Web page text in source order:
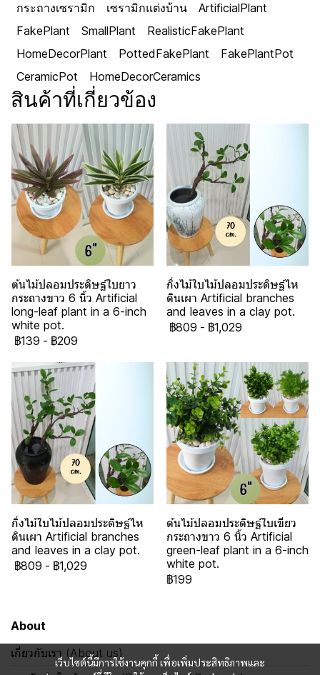
กระถางเซรามิก
เซรามิกแต่งบ้าน
ArtificialPlant
FakePlant
SmallPlant
RealisticFakePlant
HomeDecorPlant
PottedFakePlant
FakePlantPot
CeramicPot
HomeDecorCeramics
สินค้าที่เกี่ยวข้อง
ต้นไม้ปลอมประดิษฐ์ใบยาว
กระถางขาว 6 นิ้ว Artificial
long-leaf plant in a 6-inch
white pot.
฿139 - ฿209
กิ่งไม้ใบไม้ปลอมประดิษฐ์ไห
ดินเผา Artificial branches
and leaves in a clay pot.
฿809 - ฿1,029
กิ่งไม้ใบไม้ปลอมประดิษฐ์ไห
ดินเผา Artificial branches
and leaves in a clay pot.
฿809 - ฿1,029
ต้นไม้ปลอมประดิษฐ์ใบเขียว
กระถางขาว 6 นิ้ว Artificial
green-leaf plant in a 6-inch
white pot.
฿199
เว็บไซต์นี้มีการใช้งานคุกกี้ เพื่อเพิ่มประสิทธิภาพและ
About
เกี่ยวกับเรา (About us)